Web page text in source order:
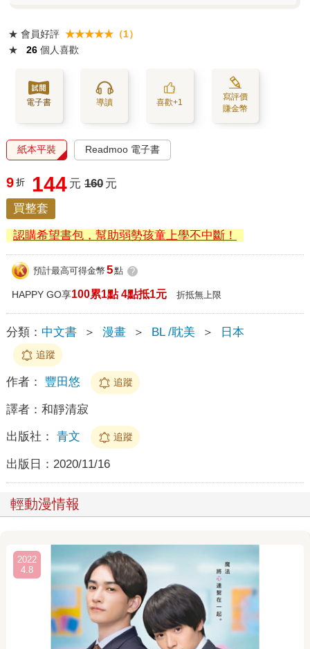
★ 會員好評 ★★★★★（1）
★
26 個人喜歡
電子書 導讀 喜歡+1
寫評價
賺金幣
紙本平裝 Readmoo 電子書
9 折 144 元 160 元
買整套
認購希望書包，幫助弱勢孩童上學不中斷！
預計最高可得金幣 5點 ?
HAPPY GO享100累1點 4點抵1元 折抵無上限
分類： 中文書 ＞ 漫畫 ＞ BL /耽美 ＞ 日本
追蹤
作者： 豐田悠 追蹤
譯者： 和靜清寂
出版社： 青文 追蹤
出版日： 2020/11/16
輕動漫情報
2022
4.8